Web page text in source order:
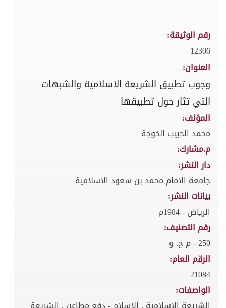
رقم الوثيقة:
12306
العنوان:
وجوب تطبيق الشريعة الاسلامية والشبهات
التي تثار حول تطبيقها
المؤلف:
محمد الحبيب الخوجة
م.مشارك:
دار النشر:
جامعة الامام محمد بن سعود الاسلامية
بيانات النشر:
الرياض - 1984م
رقم التصنيف:
250 - م ح. و
الرقم العام:
21084
الواصفات: